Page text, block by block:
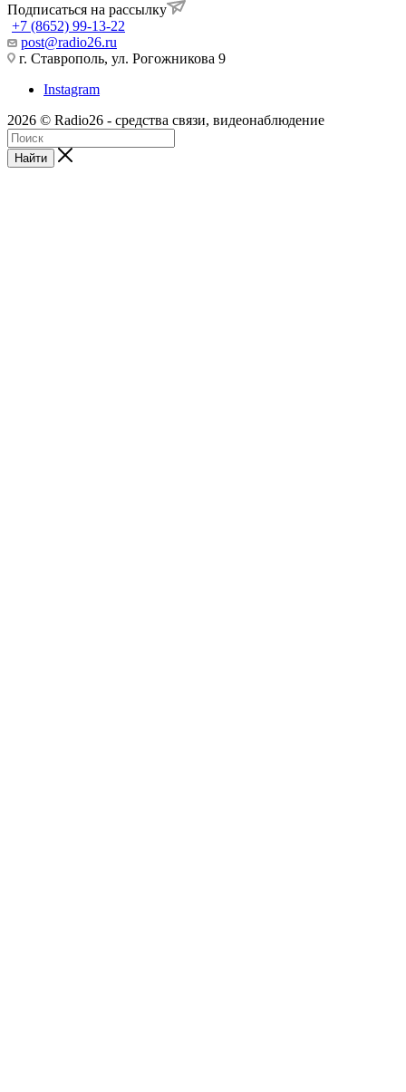
Подписаться на рассылку
+7 (8652) 99-13-22
post@radio26.ru
г. Ставрополь, ул. Рогожникова 9
Instagram
2026 © Radio26 - средства связи, видеонаблюдение
Найти